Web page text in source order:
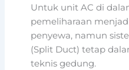
Untuk unit AC di
pemeliharaan
penyewa, namun
(Split Duct) tetap
teknis gedung.